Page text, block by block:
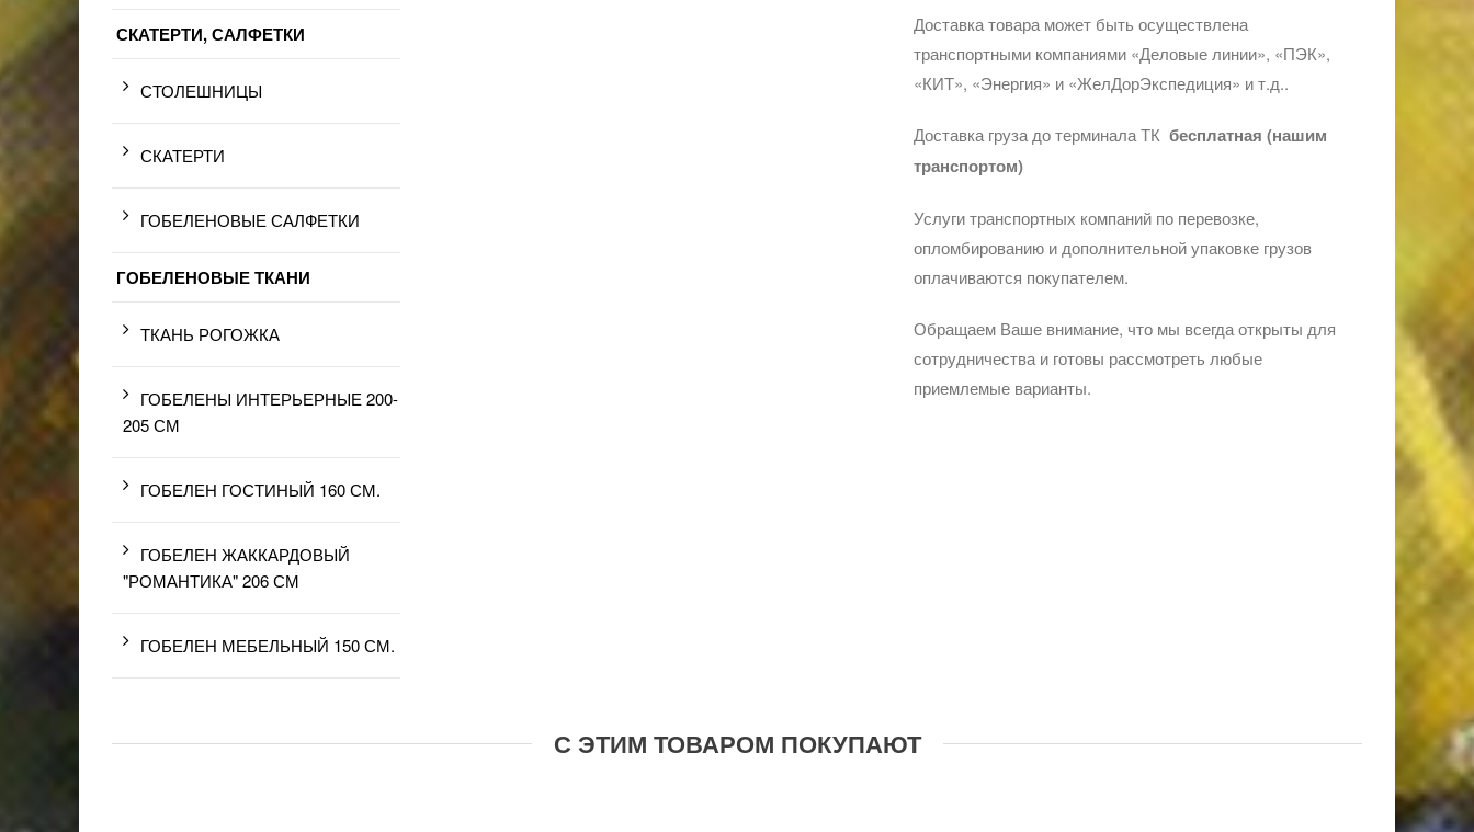
Доставка товара может быть осуществлена
транспортными компаниями «Деловые линии», «ПЭК»,
«КИТ», «Энергия» и «ЖелДорЭкспедиция» и т.д..
Доставка груза до терминала ТКбесплатная (нашим
транспортом)
Услуги транспортных компаний по перевозке,
опломбированию и дополнительной упаковке грузов
оплачиваются покупателем.
Обращаем Ваше внимание, что мы всегда открыты для
сотрудничества и готовы рассмотреть любые
приемлемые варианты.
СКАТЕРТИ, САЛФЕТКИ
СТОЛЕШНИЦЫ
СКАТЕРТИ
ГОБЕЛЕНОВЫЕ САЛФЕТКИ
ГОБЕЛЕНОВЫЕ ТКАНИ
ТКАНЬ РОГОЖКА
ГОБЕЛЕНЫ ИНТЕРЬЕРНЫЕ 200-
205 СМ
ГОБЕЛЕН ГОСТИНЫЙ 160 СМ.
ГОБЕЛЕН ЖАККАРДОВЫЙ
"РОМАНТИКА" 206 СМ
ГОБЕЛЕН МЕБЕЛЬНЫЙ 150 СМ.
С ЭТИМ ТОВАРОМ ПОКУПАЮТ